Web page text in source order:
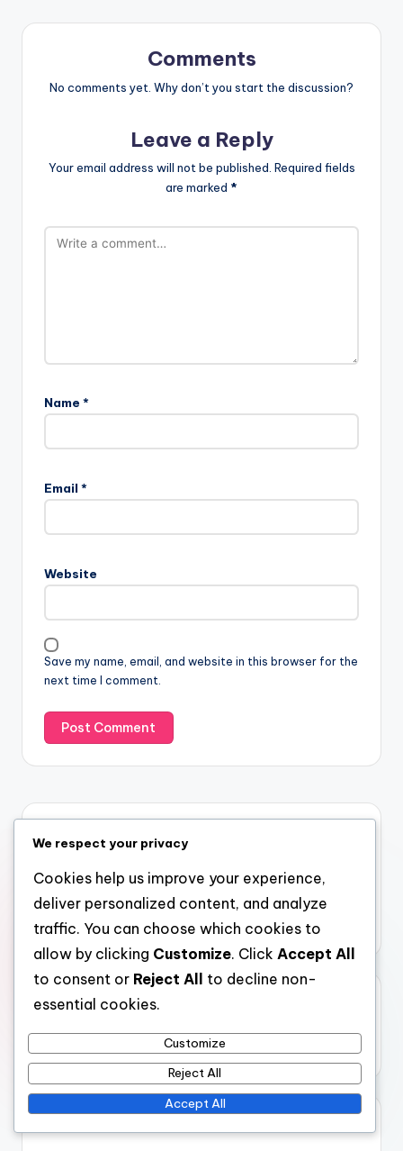
Comments
No comments yet. Why don’t you start the discussion?
Leave a Reply
Your email address will not be published. Required fields
are marked *
Name *
Email *
Website
Save my name, email, and website in this browser for the
next time I comment.
Chi siamo
Sfoglia gli articoli
Contattaci
Cerca
Articoli recenti
We respect your privacy
Cookies help us improve your experience,
deliver personalized content, and analyze
traffic. You can choose which cookies to
allow by clicking Customize. Click Accept All
to consent or Reject All
to decline non-
essential cookies.
Customize
Reject All
Accept All